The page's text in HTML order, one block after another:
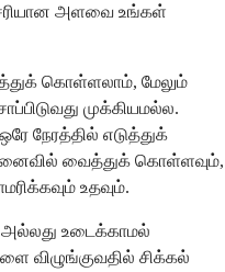
சரியான அளவை உங்கள்
கொள்ளலாம், மேலும்
முக்கியமல்ல.
நேரத்தில் எடுத்துக்
வைத்துக் கொள்ளவும்,
உதவும்.
அல்லது உடைக்காமல்
விழுங்குவதில் சிக்கல்